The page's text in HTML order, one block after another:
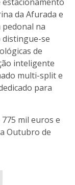
da Afurada e
na
distingue-se
de
inteligente
multi-split e
para
mil euros e
Outubro de